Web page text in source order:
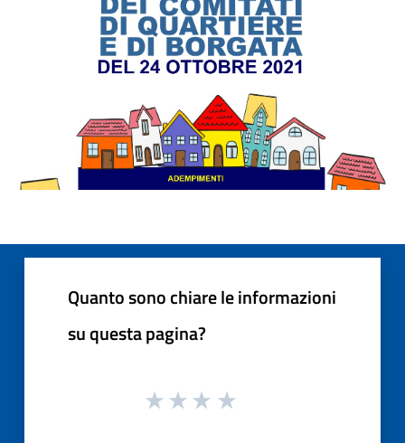
Quanto sono chiare le informazioni
su questa pagina?